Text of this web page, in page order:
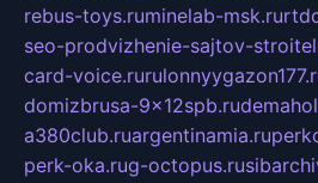
rebus-toys.ruminelab-msk.ru
seo-prodvizhenie-sajtov-
card-voice.ru
domizbrusa-9x12spb.ru
a380club.ruargentinamia.ru
perk-oka.rug-octopus.ru